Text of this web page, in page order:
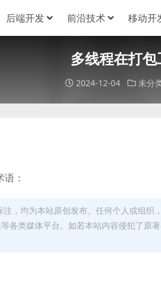
后端开发 前沿技术 移动开
多线程在打
2024-12-04 未分
：
，均为本站原创发布。任何个人或组织
各类媒体平台。如若本站内容侵犯了原